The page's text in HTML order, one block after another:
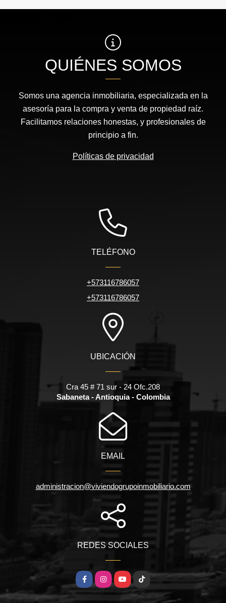
QUIÉNES SOMOS
Somos una agencia inmobiliaria, especializada en la
asesoría para la compra y venta de propiedad raíz.
Facilitamos relaciones honestas, y profesionales de
principio a fin.
Políticas de privacidad
TELÉFONO
+573116786057
+573116786057
UBICACIÓN
Cra 45 # 71 sur - 24 Ofc.208
Sabaneta - Antioquia - Colombia
EMAIL
administracion@viviendogrupoinmobiliario.com
REDES SOCIALES
FacebookInstagramYouTubeTikTok